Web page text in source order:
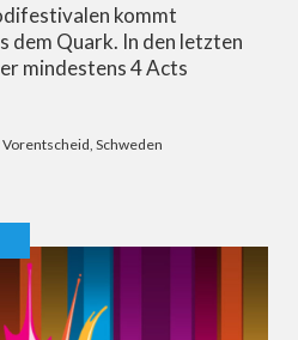
kommt
dem Quark. In den letzten
mindestens 4 Acts
Schweden